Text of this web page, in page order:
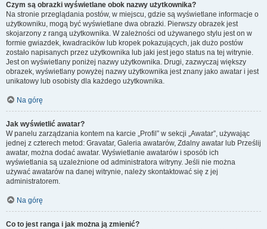
Czym są obrazki wyświetlane obok nazwy użytkownika?
Na stronie przeglądania postów, w miejscu, gdzie są wyświetlane informacje o
użytkowniku, mogą być wyświetlane dwa obrazki. Pierwszy obrazek jest
skojarzony z rangą użytkownika. W zależności od używanego stylu jest on w
formie gwiazdek, kwadracików lub kropek pokazujących, jak dużo postów
zostało napisanych przez użytkownika lub jaki jest jego status na tej witrynie.
Jest on wyświetlany poniżej nazwy użytkownika. Drugi, zazwyczaj większy
obrazek, wyświetlany powyżej nazwy użytkownika jest znany jako awatar i jest
unikatowy lub osobisty dla każdego użytkownika.
Na górę
Jak wyświetlić awatar?
W panelu zarządzania kontem na karcie „Profil” w sekcji „Awatar”, używając
jednej z czterech metod: Gravatar, Galeria awatarów, Zdalny awatar lub Prześlij
awatar, można dodać awatar. Wyświetlanie awatarów i sposób ich
wyświetlania są uzależnione od administratora witryny. Jeśli nie można
używać awatarów na danej witrynie, należy skontaktować się z jej
administratorem.
Na górę
Co to jest ranga i jak można ją zmienić?